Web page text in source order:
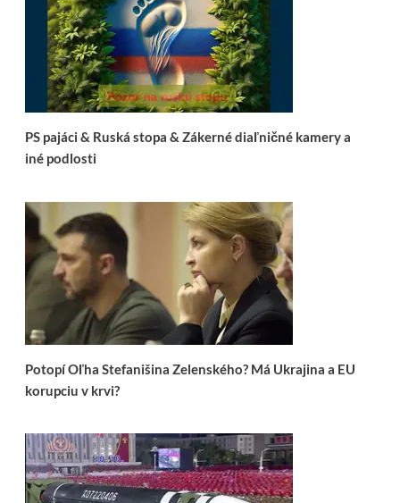
PS pajáci & Ruská stopa & Zákerné diaľničné kamery a
iné podlosti
Potopí Oľha Stefanišina Zelenského? Má Ukrajina a EU
korupciu v krvi?